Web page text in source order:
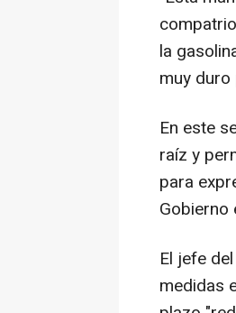
la
muy
En este
raíz y
para
Gobierno
El jefe
medidas